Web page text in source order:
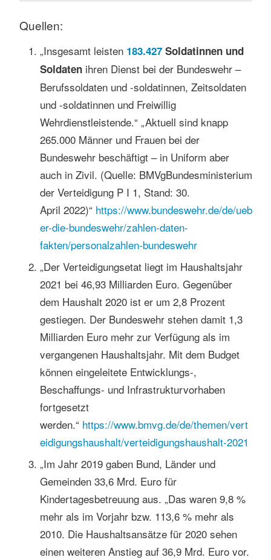
Quellen:
„Insgesamt leisten 183.427Soldatinnen und
Soldatenihren Dienst bei der Bundeswehr –
Berufssoldaten und -soldatinnen, Zeitsoldaten
und -soldatinnen und Freiwillig
Wehrdienstleistende.“ „Aktuell sind knapp
265.000 Männer und Frauen bei der
Bundeswehr beschäftigt – in Uniform aber
auch in Zivil. (Quelle: BMVgBundesministerium
der Verteidigung P I 1, Stand: 30.
April 2022)“ https://www.bundeswehr.de/de/ueb
er-die-bundeswehr/zahlen-daten-
fakten/personalzahlen-bundeswehr
„Der Verteidigungsetat liegt im Haushaltsjahr
2021 bei 46,93 Milliarden Euro. Gegenüber
dem Haushalt 2020 ist er um 2,8 Prozent
gestiegen. Der Bundeswehr stehen damit 1,3
Milliarden Euro mehr zur Verfügung als im
vergangenen Haushaltsjahr. Mit dem Budget
können eingeleitete Entwicklungs-,
Beschaffungs- und Infrastrukturvorhaben
fortgesetzt
werden.“ https://www.bmvg.de/de/themen/vert
eidigungshaushalt/verteidigungshaushalt-2021
„Im Jahr 2019 gaben Bund, Länder und
Gemeinden 33,6 Mrd. Euro für
Kindertagesbetreuung aus. „Das waren 9,8 %
mehr als im Vorjahr bzw. 113,6 % mehr als
2010. Die Haushaltsansätze für 2020 sehen
einen weiteren Anstieg auf 36,9 Mrd. Euro vor.